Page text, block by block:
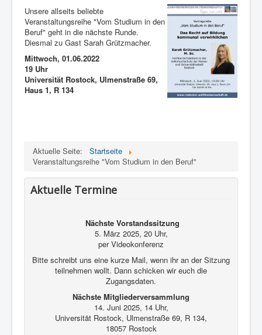
Mitgliederbereich
Mitglied werden!
Unsere allseits beliebte
Veranstaltungsreihe "Vom Studium in den
Beruf" geht in die nächste Runde.
Diesmal zu Gast Sarah Grützmacher.
Mittwoch, 01.06.2022
19 Uhr
Universität Rostock, Ulmenstraße 69,
Haus 1, R 134
Aktuelle Seite:
Startseite
Veranstaltungsreihe "Vom Studium in den Beruf"
Aktuelle Termine
Nächste Vorstandssitzung
5. März 2025, 20 Uhr,
per Videokonferenz
Bitte schreibt uns eine kurze Mail, wenn ihr an der Sitzung
teilnehmen wollt. Dann schicken wir euch die
Zugangsdaten.
Nächste Mitgliederversammlung
14. Juni 2025, 14 Uhr,
Universität Rostock, Ulmenstraße 69, R 134,
18057 Rostock